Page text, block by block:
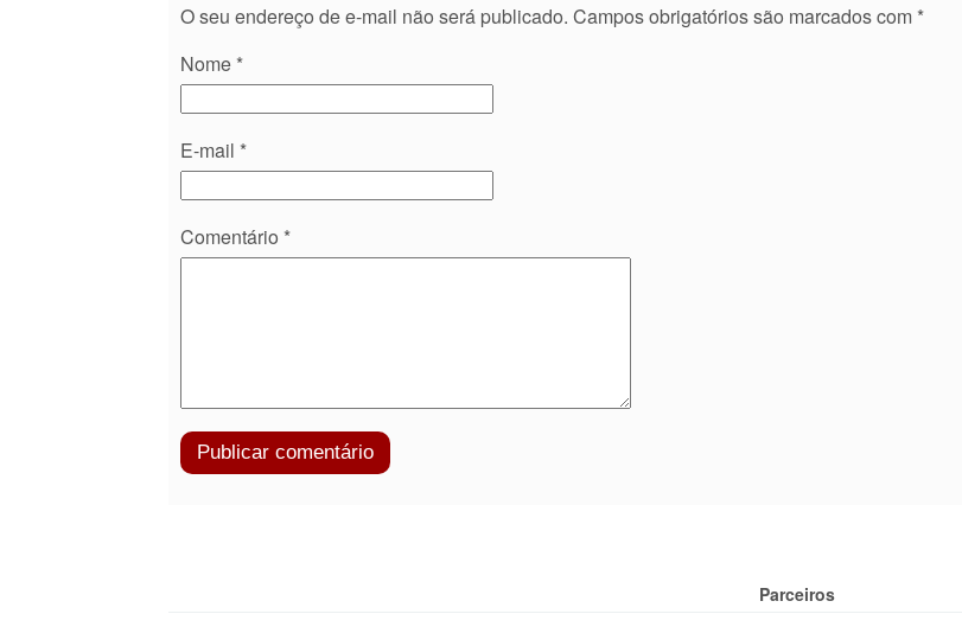
O seu endereço de e-mail não será publicado. Campos obrigatórios são marcados com *
Nome *
E-mail *
Comentário *
Parceiros